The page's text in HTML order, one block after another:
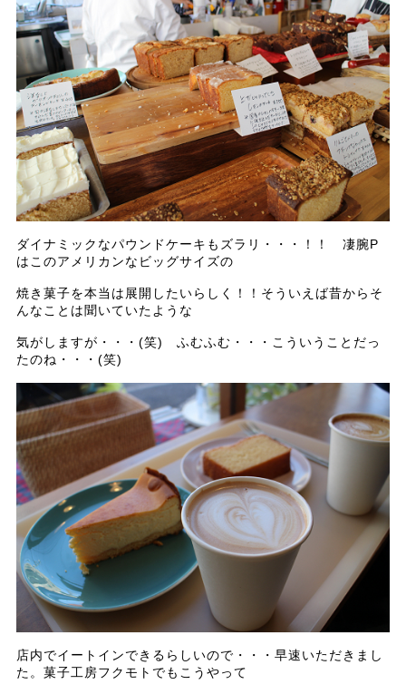
ダイナミックなパウンドケーキもズラリ・・・！！ 凄腕P
はこのアメリカンなビッグサイズの
焼き菓子を本当は展開したいらしく！！そういえば昔からそ
んなことは聞いていたような
気がしますが・・・(笑) ふむふむ・・・こういうことだっ
たのね・・・(笑)
店内でイートインできるらしいので・・・早速いただきまし
た。菓子工房フクモトでもこうやって